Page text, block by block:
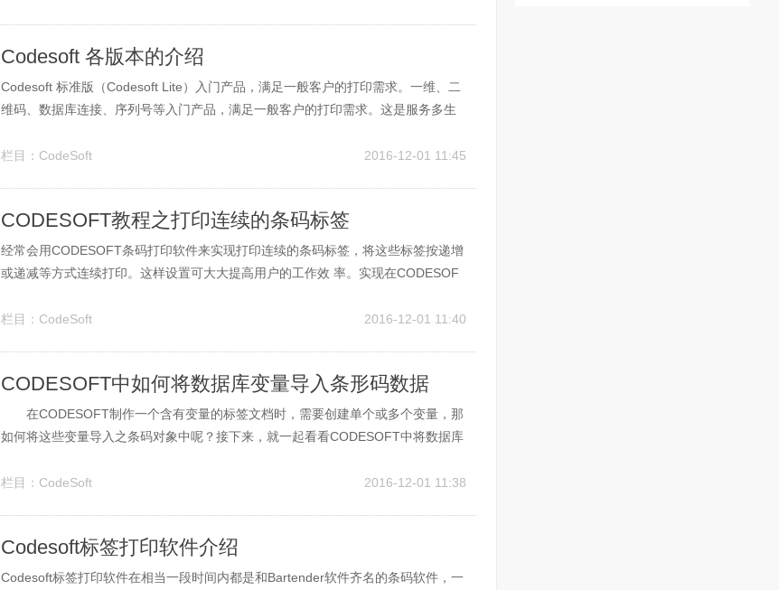
Codesoft 各版本的介绍
Codesoft 标准版（Codesoft Lite）入门产品，满足一般客户的打印需求。一维、二
维码、数据库连接、序列号等入门产品，满足一般客户的打印需求。这是服务多生
码标签设计修改方面有严格的限制。利用快捷键盘上的功能键简化了打印操作，...
栏目： CodeSoft 2016-12-01 11:45
CODESOFT教程之打印连续的条码标签
经常会用CODESOFT条码打印软件来实现打印连续的条码标签，将这些标签按递增
或递减等方式连续打印。这样设置可大大提高用户的工作效 率。实现在CODESOF
一、创建条形码。1、在CODESOFT 2015中，单击左侧设计工具栏中的创建...
栏目： CodeSoft 2016-12-01 11:40
CODESOFT中如何将数据库变量导入条形码数据
在CODESOFT制作一个含有变量的标签文档时，需要创建单个或多个变量，那
如何将这些变量导入之条码对象中呢？接下来，就一起看看CODESOFT中将数据库
码”，弹出“条形码”对话框，（注意选择图形而不选择打印机）。 2.选择数
栏目： CodeSoft 2016-12-01 11:38
Codesoft标签打印软件介绍
Codesoft标签打印软件在相当一段时间内都是和Bartender软件齐名的条码软件，一